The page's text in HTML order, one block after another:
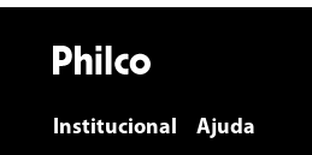
Institucional Ajuda